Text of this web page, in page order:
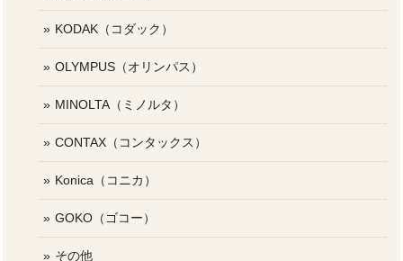
KODAK（コダック）
OLYMPUS（オリンパス）
MINOLTA（ミノルタ）
CONTAX（コンタックス）
Konica（コニカ）
GOKO（ゴコー）
その他